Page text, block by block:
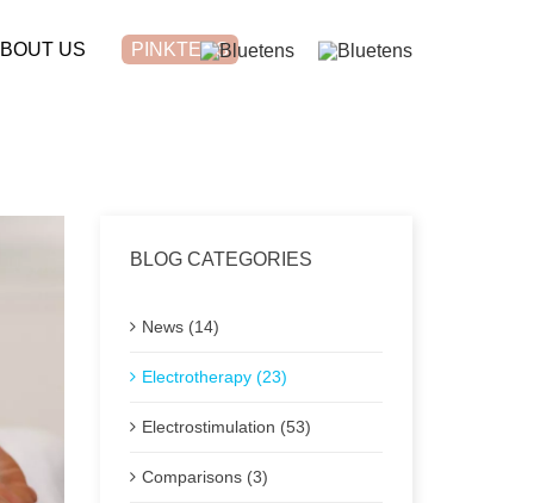
US PINKTENS
BLOG CATEGORIES
News (14)
Electrotherapy (23)
Electrostimulation (53)
Comparisons (3)